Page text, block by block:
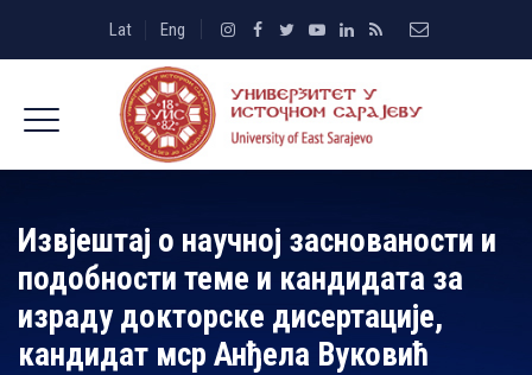
Lat Eng
Извјештај о научној заснованости и
подобности теме и кандидата за
израду докторске дисертације,
кандидат мср Анђела Вуковић